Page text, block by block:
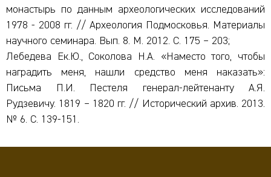
монастырь по данным археологических исследований
1978 - 2008 гг. // Археология Подмосковья. Материалы
научного семинара. Вып. 8. М. 2012. С. 175 – 203;
Лебедева Ек.Ю., Соколова Н.А. «Наместо того, чтобы
наградить меня, нашли средство меня наказать»:
Письма П.И. Пестеля генерал-лейтенанту А.Я.
Рудзевичу. 1819 – 1820 гг. // Исторический архив. 2013.
№ 6. С. 139-151.